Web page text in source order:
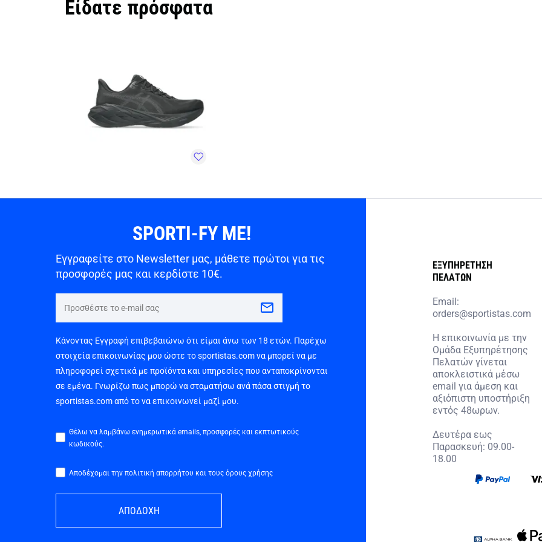
Είδατε πρόσφατα
SPORTI-FY ME!
Εγγραφείτε στο Newsletter μας, μάθετε πρώτοι για τις
προσφορές μας και κερδίστε 10€.
Κάνοντας Εγγραφή επιβεβαιώνω ότι είμαι άνω των 18 ετών. Παρέχω
στοιχεία επικοινωνίας μου ώστε το sportistas.com να μπορεί να με
πληροφορεί σχετικά με προϊόντα και υπηρεσίες που ανταποκρίνονται
σε εμένα. Γνωρίζω πως μπορώ να σταματήσω ανά πάσα στιγμή το
sportistas.com από το να επικοινωνεί μαζί μου.
Θέλω να λαμβάνω ενημερωτικά emails, προσφορές και εκπτωτικούς
κωδικούς.
Αποδέχομαι την πολιτική απορρήτου και τους όρους χρήσης
ΑΠΟΔΟΧΗ
ΕΞΥΠΗΡΕΤΗΣΗ
ΠΕΛΑΤΩΝ
Email:
orders@sportistas.com
Η επικοινωνία με την
Ομάδα Εξυπηρέτησης
Πελατών γίνεται
αποκλειστικά μέσω
email για άμεση και
αξιόπιστη υποστήριξη
εντός 48ωρων.
Δευτέρα εως
Παρασκευή: 09.00-
18.00